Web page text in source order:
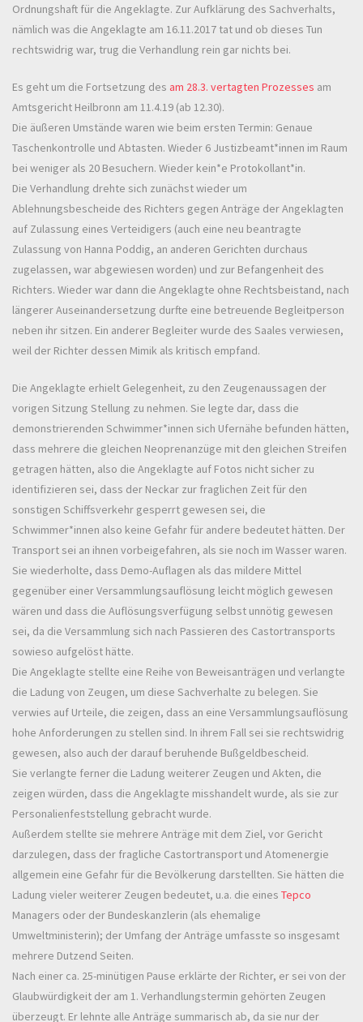
Ordnungshaft für die Angeklagte. Zur Aufklärung des Sachverhalts,
nämlich was die Angeklagte am 16.11.2017 tat und ob dieses Tun
rechtswidrig war, trug die Verhandlung rein gar nichts bei.
Es geht um die Fortsetzung des am 28.3. vertagten Prozesses am
Amtsgericht Heilbronn am 11.4.19 (ab 12.30).
Die äußeren Umstände waren wie beim ersten Termin: Genaue
Taschenkontrolle und Abtasten. Wieder 6 Justizbeamt*innen im Raum
bei weniger als 20 Besuchern. Wieder kein*e Protokollant*in.
Die Verhandlung drehte sich zunächst wieder um
Ablehnungsbescheide des Richters gegen Anträge der Angeklagten
auf Zulassung eines Verteidigers (auch eine neu beantragte
Zulassung von Hanna Poddig, an anderen Gerichten durchaus
zugelassen, war abgewiesen worden) und zur Befangenheit des
Richters. Wieder war dann die Angeklagte ohne Rechtsbeistand, nach
längerer Auseinandersetzung durfte eine betreuende Begleitperson
neben ihr sitzen. Ein anderer Begleiter wurde des Saales verwiesen,
weil der Richter dessen Mimik als kritisch empfand.
Die Angeklagte erhielt Gelegenheit, zu den Zeugenaussagen der
vorigen Sitzung Stellung zu nehmen. Sie legte dar, dass die
demonstrierenden Schwimmer*innen sich Ufernähe befunden hätten,
dass mehrere die gleichen Neoprenanzüge mit den gleichen Streifen
getragen hätten, also die Angeklagte auf Fotos nicht sicher zu
identifizieren sei, dass der Neckar zur fraglichen Zeit für den
sonstigen Schiffsverkehr gesperrt gewesen sei, die
Schwimmer*innen also keine Gefahr für andere bedeutet hätten. Der
Transport sei an ihnen vorbeigefahren, als sie noch im Wasser waren.
Sie wiederholte, dass Demo-Auflagen als das mildere Mittel
gegenüber einer Versammlungsauflösung leicht möglich gewesen
wären und dass die Auflösungsverfügung selbst unnötig gewesen
sei, da die Versammlung sich nach Passieren des Castortransports
sowieso aufgelöst hätte.
Die Angeklagte stellte eine Reihe von Beweisanträgen und verlangte
die Ladung von Zeugen, um diese Sachverhalte zu belegen. Sie
verwies auf Urteile, die zeigen, dass an eine Versammlungsauflösung
hohe Anforderungen zu stellen sind. In ihrem Fall sei sie rechtswidrig
gewesen, also auch der darauf beruhende Bußgeldbescheid.
Sie verlangte ferner die Ladung weiterer Zeugen und Akten, die
zeigen würden, dass die Angeklagte misshandelt wurde, als sie zur
Personalienfeststellung gebracht wurde.
Außerdem stellte sie mehrere Anträge mit dem Ziel, vor Gericht
darzulegen, dass der fragliche Castortransport und Atomenergie
allgemein eine Gefahr für die Bevölkerung darstellten. Sie hätten die
Ladung vieler weiterer Zeugen bedeutet, u.a. die eines Tepco
Managers oder der Bundeskanzlerin (als ehemalige
Umweltministerin); der Umfang der Anträge umfasste so insgesamt
mehrere Dutzend Seiten.
Nach einer ca. 25-minütigen Pause erklärte der Richter, er sei von der
Glaubwürdigkeit der am 1. Verhandlungstermin gehörten Zeugen
überzeugt. Er lehnte alle Anträge summarisch ab, da sie nur der